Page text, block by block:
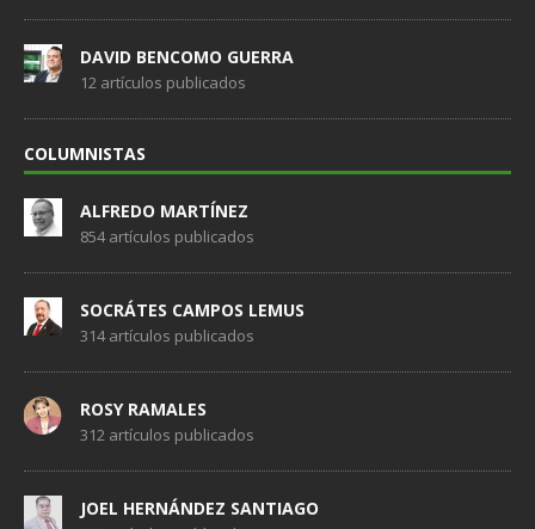
DAVID BENCOMO GUERRA
12 artículos publicados
COLUMNISTAS
ALFREDO MARTÍNEZ
854 artículos publicados
SOCRÁTES CAMPOS LEMUS
314 artículos publicados
ROSY RAMALES
312 artículos publicados
JOEL HERNÁNDEZ SANTIAGO